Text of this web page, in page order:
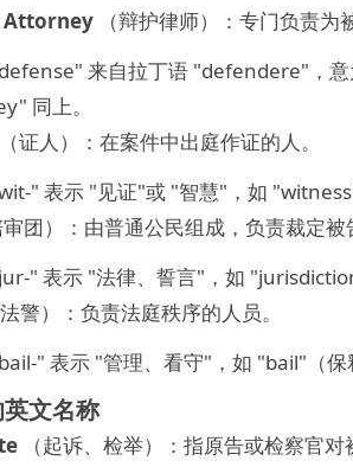
Attorney（辩护律师）：专门负责为
来自拉丁语 "defendere"，意
同上。
证人）：在案件中出庭作证的人。
" 表示 "见证"或 "智慧"，如
团）：由普通公民组成，负责裁定被
" 表示 "法律、誓言"，如
警）：负责法庭秩序的人员。
" 表示 "管理、看守"，如 "bail"（保
文名称
（起诉、检举）：指原告或检察官对